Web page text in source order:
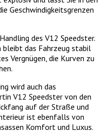
Geschwindigkeitsgrenzen
des V12 Speedster.
bleibt das Fahrzeug stabil
Vergnügen, die Kurven zu
wird auch das
V12 Speedster von den
auf der Straße und
ist ebenfalls von
Komfort und Luxus.